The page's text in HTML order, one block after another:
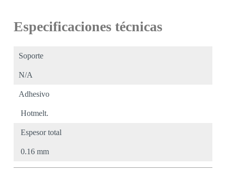
Especificaciones técnicas
Soporte
N/A
Adhesivo
Hotmelt.
Espesor total
0.16 mm